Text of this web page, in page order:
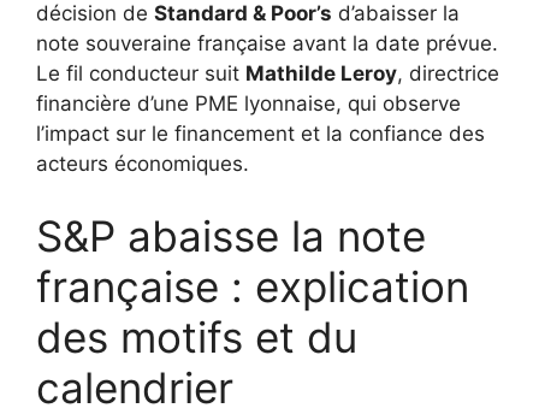
décision de Standard & Poor’s d’abaisser la
note souveraine française avant la date prévue.
Le fil conducteur suit Mathilde Leroy, directrice
financière d’une PME lyonnaise, qui observe
l’impact sur le financement et la confiance des
acteurs économiques.
S&P abaisse la note
française : explication
des motifs et du
calendrier